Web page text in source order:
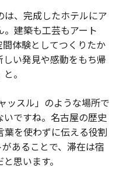
、完成したホテルにア
建築も工芸もアート
体験としてつくりたか
い発見や感動をもち帰
。
ッスル」のような場所で
ですね。名古屋の歴史
を使わずに伝える役割
あることで、滞在は宿
思います。